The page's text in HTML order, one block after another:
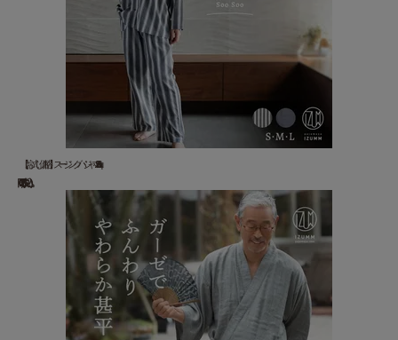
【お試し価格】スージングパジャマ”Soo Soo&qu...
22,000 円(税込)